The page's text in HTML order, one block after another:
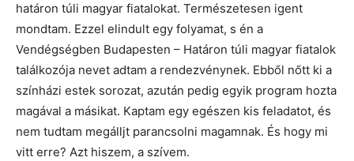
határon túli magyar fiatalokat. Természetesen igent
mondtam. Ezzel elindult egy folyamat, s én a
Vendégségben Budapesten – Határon túli magyar fiatalok
találkozója nevet adtam a rendezvénynek. Ebből nőtt ki a
színházi estek sorozat, azután pedig egyik program hozta
magával a másikat. Kaptam egy egészen kis feladatot, és
nem tudtam megálljt parancsolni magamnak. És hogy mi
vitt erre? Azt hiszem, a szívem.